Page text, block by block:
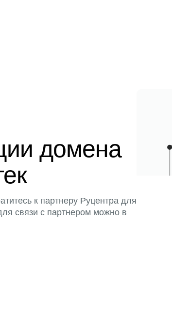
домена
к партнеру Руцентра для
связи с партнером можно в